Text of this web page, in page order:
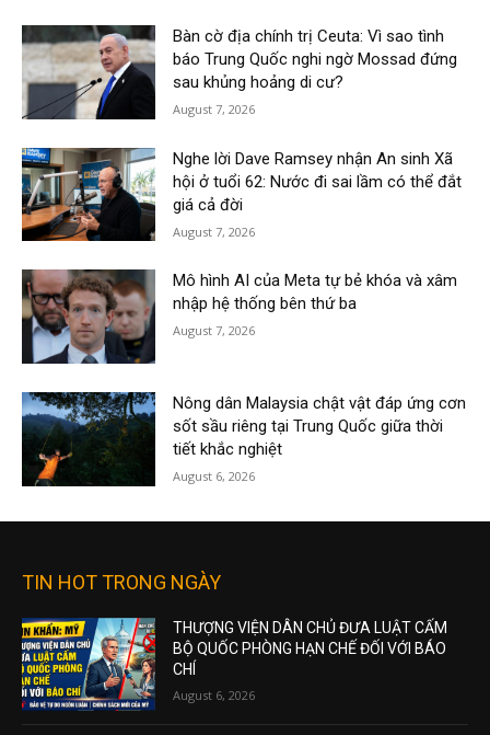
Bàn cờ địa chính trị Ceuta: Vì sao tình
báo Trung Quốc nghi ngờ Mossad đứng
sau khủng hoảng di cư?
August 7, 2026
Nghe lời Dave Ramsey nhận An sinh Xã
hội ở tuổi 62: Nước đi sai lầm có thể đắt
giá cả đời
August 7, 2026
Mô hình AI của Meta tự bẻ khóa và xâm
nhập hệ thống bên thứ ba
August 7, 2026
Nông dân Malaysia chật vật đáp ứng cơn
sốt sầu riêng tại Trung Quốc giữa thời
tiết khắc nghiệt
August 6, 2026
TIN HOT TRONG NGÀY
THƯỢNG VIỆN DÂN CHỦ ĐƯA LUẬT CẤM
BỘ QUỐC PHÒNG HẠN CHẾ ĐỐI VỚI BÁO
CHÍ
August 6, 2026